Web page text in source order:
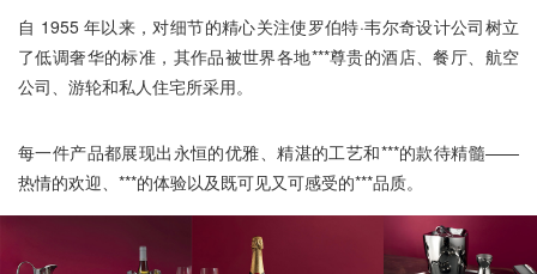
自 1955 年以来，对细节的精心关注使罗伯特·韦尔奇设计公司树立
了低调奢华的标准，其作品被世界各地***尊贵的酒店、餐厅、航空
公司、游轮和私人住宅所采用。
每一件产品都展现出永恒的优雅、精湛的工艺和***的款待精髓——
热情的欢迎、***的体验以及既可见又可感受的***品质。